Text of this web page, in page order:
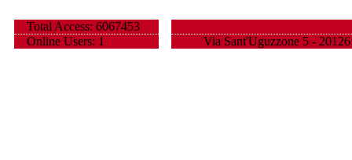
Total Access: 6067453
Online Users: 1
Via Sant'Uguzzone 5 -